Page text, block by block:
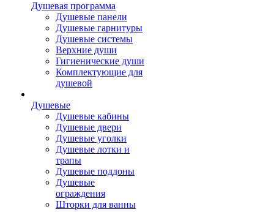
Душевая программа
Душевые панели
Душевые гарнитуры
Душевые системы
Верхние души
Гигиенические души
Комплектующие для
душевой
Душевые
Душевые кабины
Душевые двери
Душевые уголки
Душевые лотки и
трапы
Душевые поддоны
Душевые
ограждения
Шторки для ванны